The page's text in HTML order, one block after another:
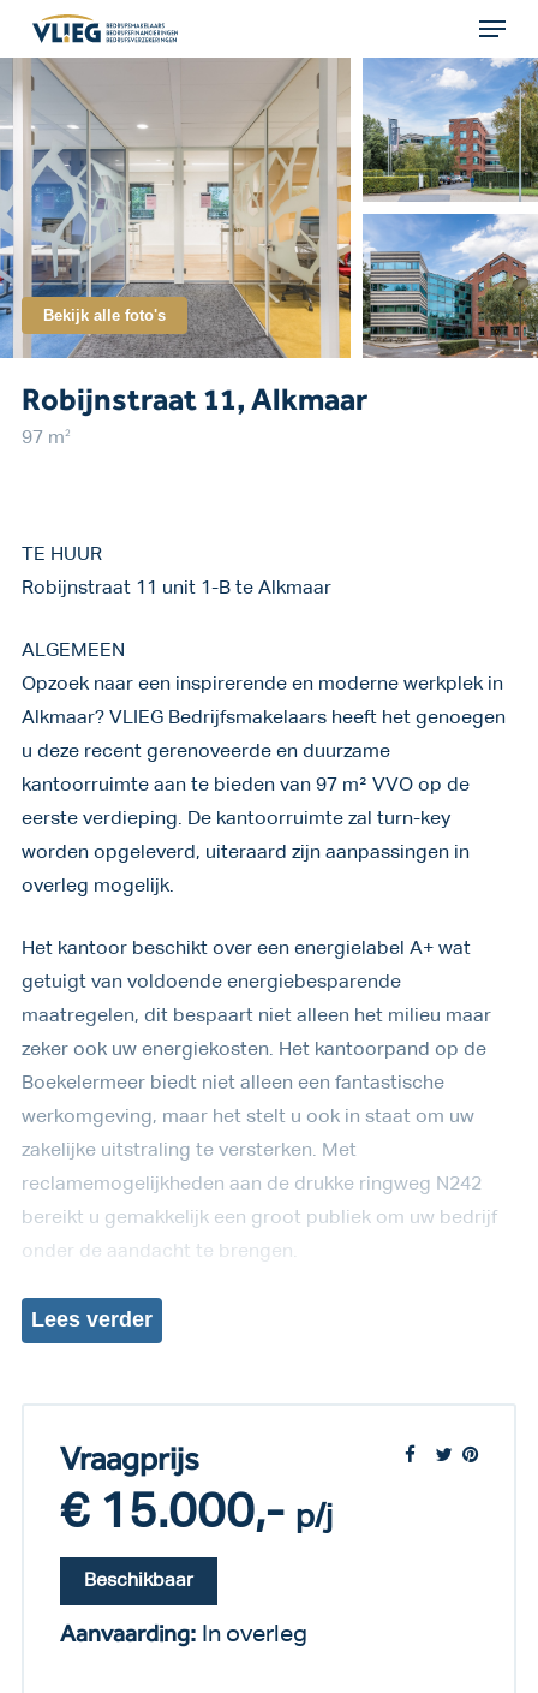
main
content
Menu
Bekijk alle foto's
Robijnstraat 11, Alkmaar
97 m2
TE HUUR
Robijnstraat 11 unit 1-B te Alkmaar
ALGEMEEN
Opzoek naar een inspirerende en moderne werkplek in
Alkmaar? VLIEG Bedrijfsmakelaars heeft het genoegen
u deze recent gerenoveerde en duurzame
kantoorruimte aan te bieden van 97 m² VVO op de
eerste verdieping. De kantoorruimte zal turn-key
worden opgeleverd, uiteraard zijn aanpassingen in
overleg mogelijk.
Het kantoor beschikt over een energielabel A+ wat
getuigt van voldoende energiebesparende
maatregelen, dit bespaart niet alleen het milieu maar
zeker ook uw energiekosten. Het kantoorpand op de
Boekelermeer biedt niet alleen een fantastische
werkomgeving, maar het stelt u ook in staat om uw
zakelijke uitstraling te versterken. Met
reclamemogelijkheden aan de drukke ringweg N242
bereikt u gemakkelijk een groot publiek om uw bedrijf
onder de aandacht te brengen.
Leesverder
Vraagprijs
€ 15.000,- p/j
Beschikbaar
Aanvaarding: In overleg